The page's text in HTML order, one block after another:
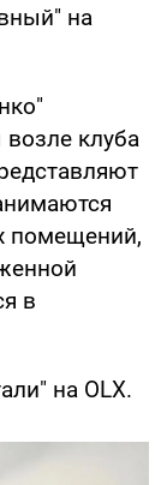
на
клуба
помещений,
в
на OLX.